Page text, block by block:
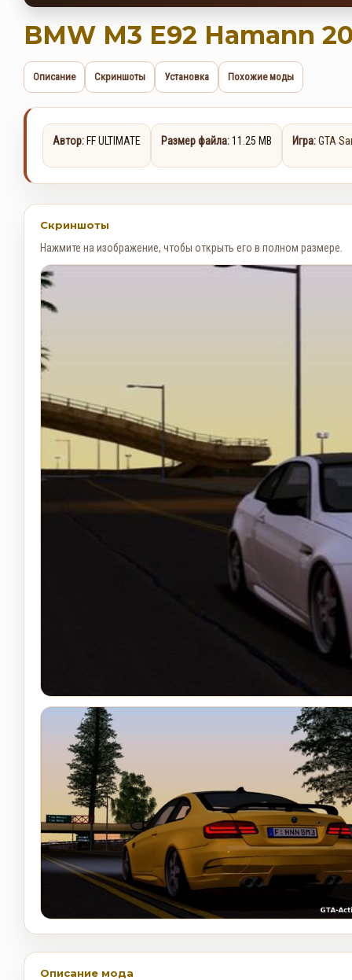
BMW M3 E92 Hamann
Описание Скриншоты Установка Похожие моды
Автор: FF ULTIMATE Размер файла:11.25 MB Игра:GTA
Скриншоты
Нажмите на изображение, чтобы открыть его в полном размере.
Описание мода